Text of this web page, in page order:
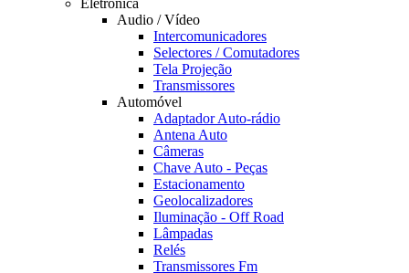
Eletrónica
Audio / Vídeo
Intercomunicadores
Selectores / Comutadores
Tela Projeção
Transmissores
Automóvel
Adaptador Auto-rádio
Antena Auto
Câmeras
Chave Auto - Peças
Estacionamento
Geolocalizadores
Iluminação - Off Road
Lâmpadas
Relés
Transmissores Fm